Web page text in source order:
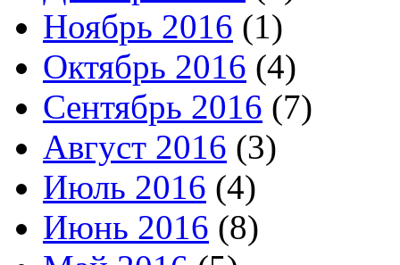
Ноябрь 2016 (1)
Октябрь 2016 (4)
Сентябрь 2016 (7)
Август 2016 (3)
Июль 2016 (4)
Июнь 2016 (8)